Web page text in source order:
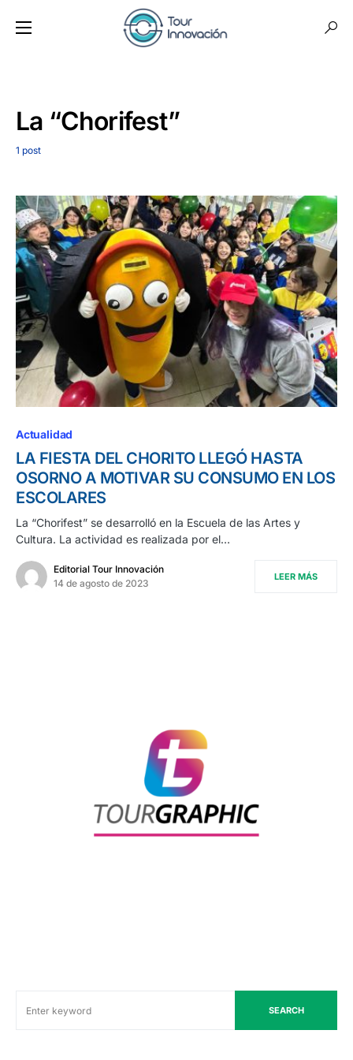
La “Chorifest”
1 post
Actualidad
LA FIESTA DEL CHORITO LLEGÓ HASTA
OSORNO A MOTIVAR SU CONSUMO EN LOS
ESCOLARES
La “Chorifest” se desarrolló en la Escuela de las Artes y
Cultura. La actividad es realizada por el…
Editorial Tour Innovación
14 de agosto de 2023
LEER MÁS
SEARCH